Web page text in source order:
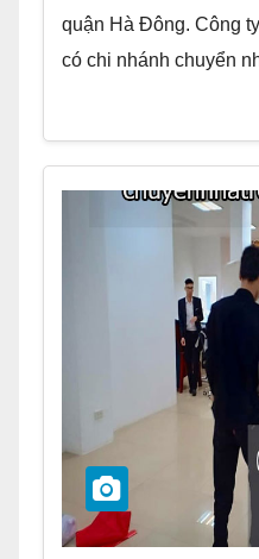
quận Hà Đông. Công
có chi nhánh chuyển